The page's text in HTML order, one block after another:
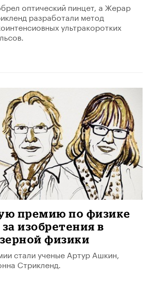
оптический пинцет, а Жерар
разработали метод
ультракоротких
премию по физике
изобретения в
физики
стали ученые Артур Ашкин,
Стрикленд.